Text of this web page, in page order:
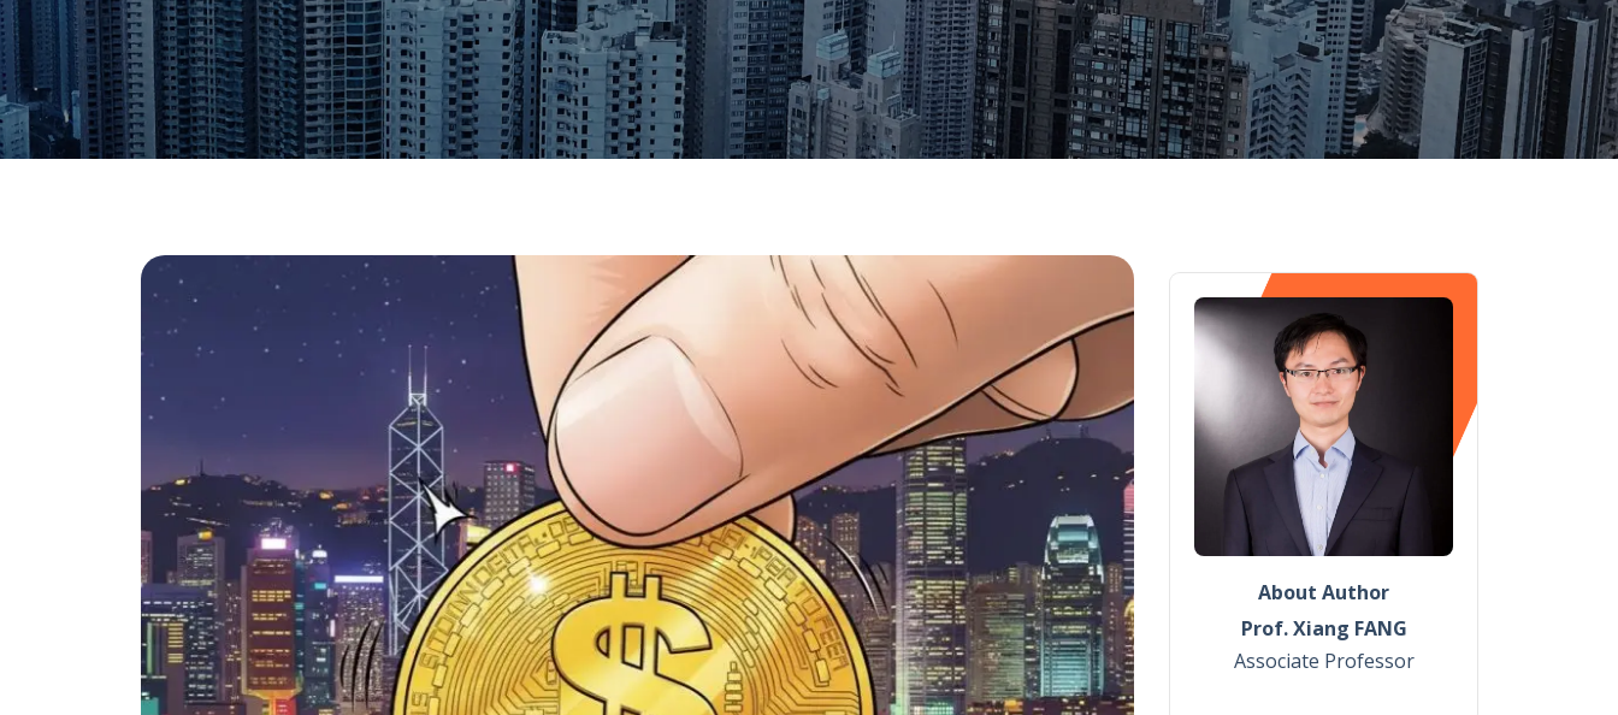
About Author
Prof. Haonan ZHOU
Assistant Professor
About Author
Prof. Xiang FANG
Associate Professor